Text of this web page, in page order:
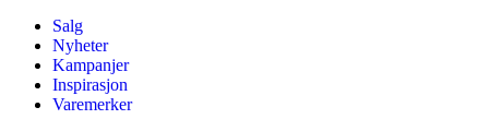
Salg
Nyheter
Kampanjer
Inspirasjon
Varemerker